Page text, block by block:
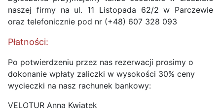
naszej firmy na ul. 11 Listopada 62/2 w Parczewie
oraz telefonicznie pod nr (+48) 607 328 093
Płatności:
Po potwierdzeniu przez nas rezerwacji prosimy o
dokonanie wpłaty zaliczki w wysokości 30% ceny
wycieczki na nasz rachunek bankowy:
VELOTUR Anna Kwiatek